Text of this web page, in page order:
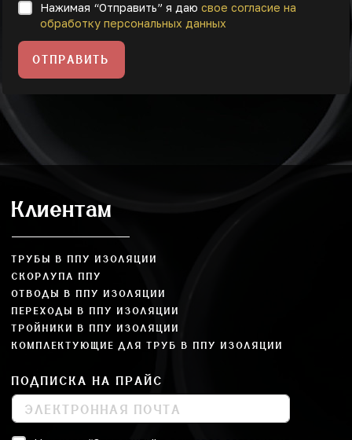
Нажимая “Отправить” я даю свое согласие на
обработку персональных данных
ОТПРАВИТЬ
Клиентам
ТРУБЫ В ППУ ИЗОЛЯЦИИ
СКОРЛУПА ППУ
ОТВОДЫ В ППУ ИЗОЛЯЦИИ
ПЕРЕХОДЫ В ППУ ИЗОЛЯЦИИ
ТРОЙНИКИ В ППУ ИЗОЛЯЦИИ
КОМПЛЕКТУЮЩИЕ ДЛЯ ТРУБ В ППУ ИЗОЛЯЦИИ
ПОДПИСКА НА ПРАЙС